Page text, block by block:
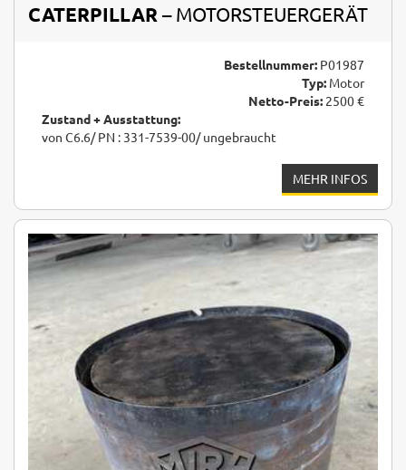
CATERPILLAR – MOTORSTEUERGERÄT
Bestellnummer: P01987
Typ: Motor
Netto-Preis: 2500 €
Zustand + Ausstattung:
von C6.6/ PN : 331-7539-00/ ungebraucht
MEHR INFOS